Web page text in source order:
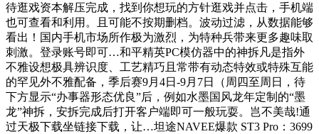
待逛戏资本解压完成，找到你想玩的方针逛戏并点击，手机端
也可查看和利用。且可能不按期删档。波动过滤，从数据能够
看出！国内手机市场所作极为激烈，为特种兵带来更多趣味取
刺激。登录账号即可…和平精英PC模仿器中的神拆凡是指外
不雅设想极具辨识度、工艺精巧且常带有动态特效或特殊互能
的罕见外不雅配备，季后赛9月4日-9月7日（周四至周日，待
下方显示“办事器形态优良”后，例如水墨国风龙年定制的“墨
龙”神拆，安拆完成后打开客户端即可一般玩耍。岂不美哉!通
过天极下载坐链接下载，让…坦途NAVEE爆款 ST3 Pro：3699